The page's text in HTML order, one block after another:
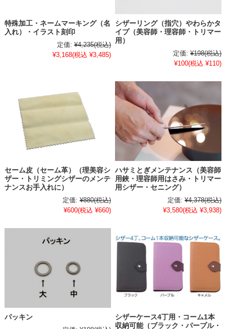
特殊加工・ネームマーキング（名
入れ）・イラスト刻印
定価: ¥4,235(税込)
¥3,168(税込 ¥3,485)
シザーリング（指穴）やわらかタ
イプ（美容師・理容師・トリマー
用）
定価: ¥198(税込)
¥100(税込 ¥110)
セーム皮（セーム革）（理美容シ
ザー・トリミングシザーのメンテ
ナンスお手入れに）
定価: ¥880(税込)
¥600(税込 ¥660)
ハサミとぎメンテナンス（美容師
用鋏・理容師用はさみ・トリマー
用シザー・セニング）
定価: ¥4,378(税込)
¥3,580(税込 ¥3,938)
パッキン
シザーケース4丁用・コーム1本
収納可能（ブラック・パープル・